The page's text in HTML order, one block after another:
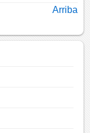
Arriba